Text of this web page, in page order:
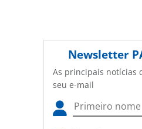
Newsletter
As principais notícias
seu e-mail